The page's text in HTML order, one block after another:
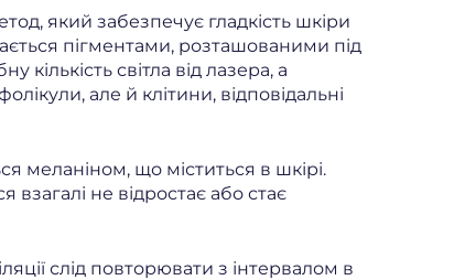
який забезпечує гладкість шкіри
пігментами, розташованими під
світла від лазера, а
але й клітини, відповідальні
меланіном, що міститься в шкірі.
не відростає або стає
слід повторювати з інтервалом в